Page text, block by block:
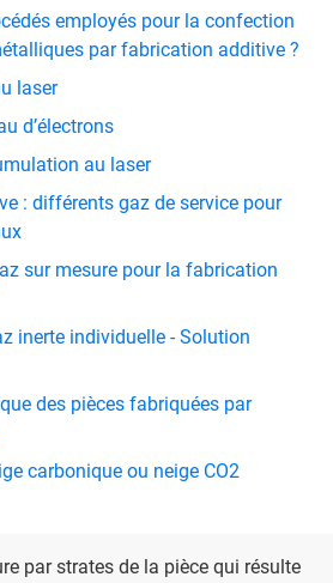
employés pour la confection
par fabrication additive ?
laser
d’électrons
au laser
: différents gaz de service pour
sur mesure pour la fabrication
inerte individuelle - Solution
des pièces fabriquées par
carbonique ou neige CO2
par strates de la pièce qui résulte